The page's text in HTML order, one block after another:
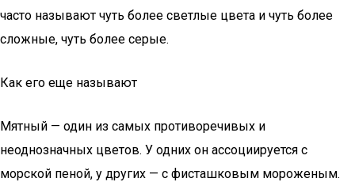
часто называют чуть более светлые цвета и чуть более
сложные, чуть более серые.
Как его еще называют
Мятный — один из самых противоречивых и
неоднозначных цветов. У одних он ассоциируется с
морской пеной, у других — с фисташковым мороженым.